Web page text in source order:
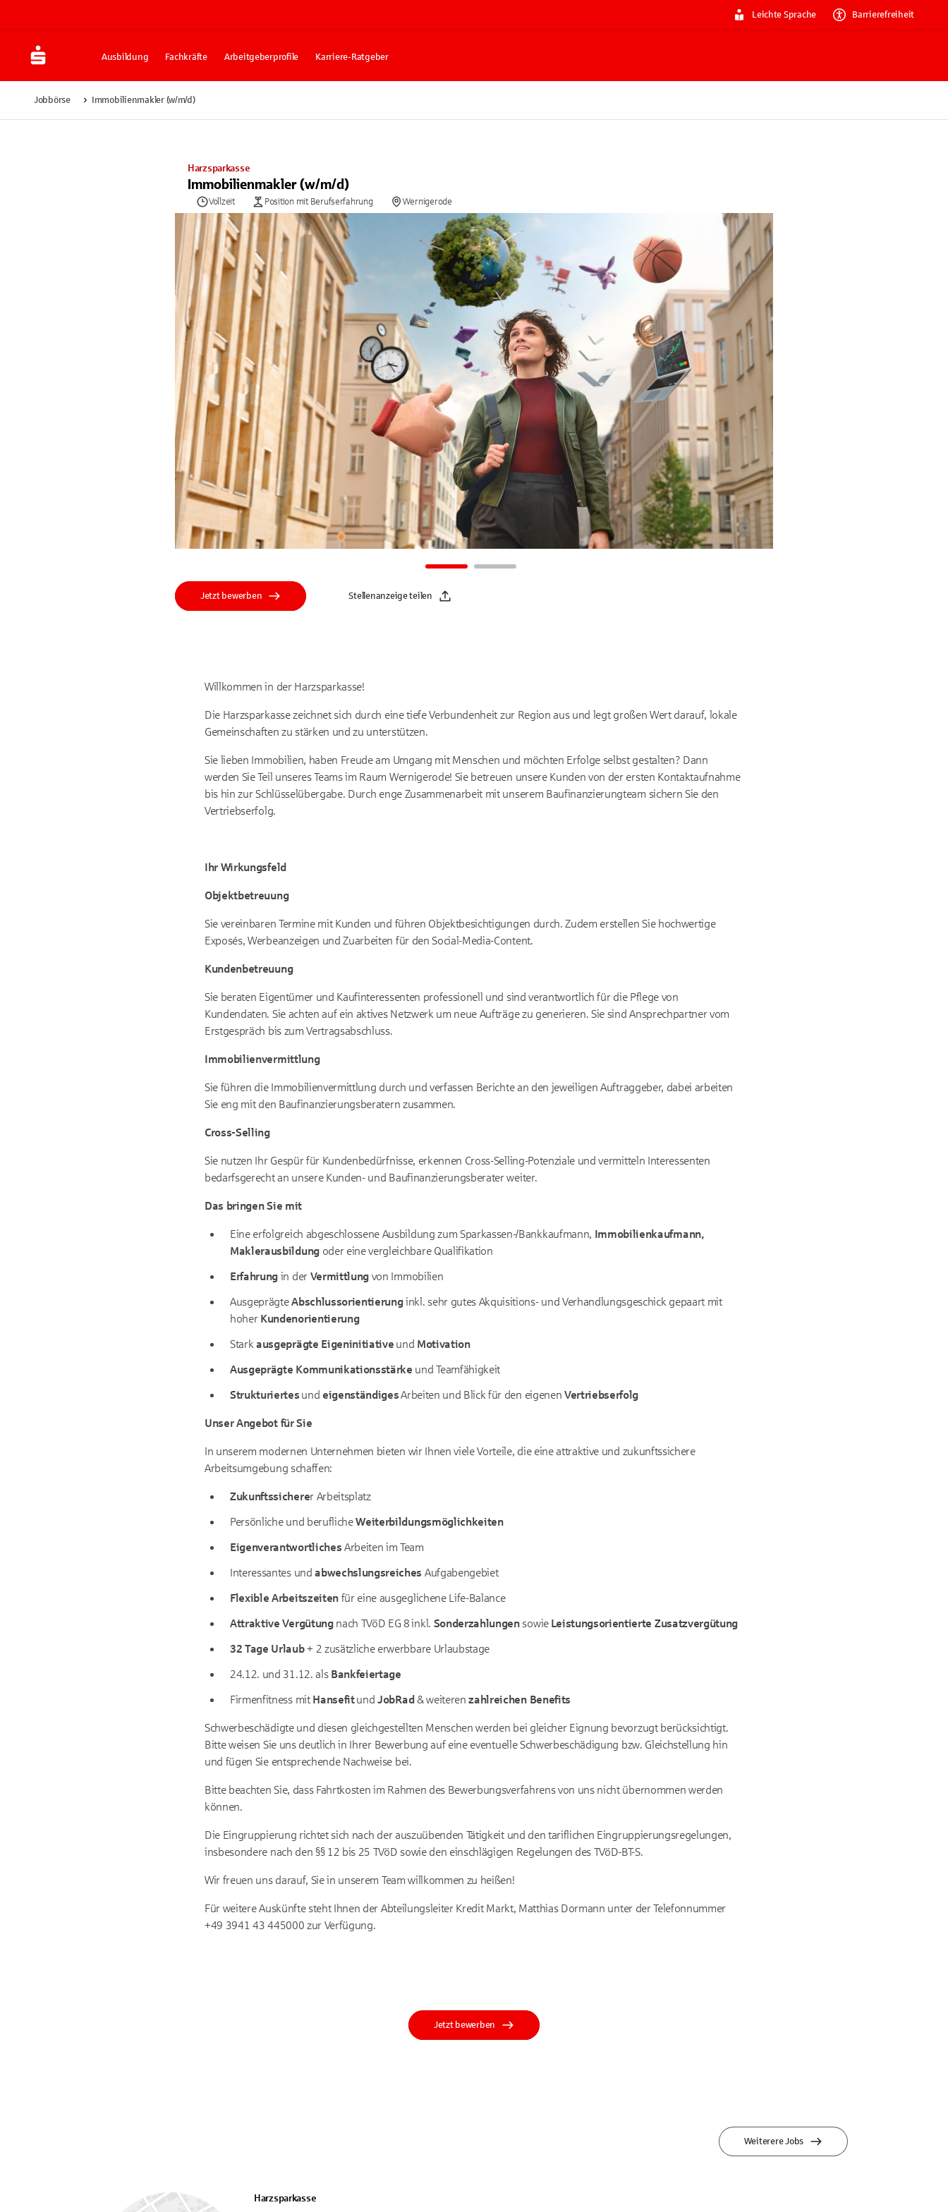
Leichte Sprache Barrierefreiheit
Ausbildung Fachkräfte Arbeitgeberprofile Karriere-Ratgeber
Jobbörse Immobilienmakler (w/m/d)
Harzsparkasse
Immobilienmakler (w/m/d)
Vollzeit Position mit Berufserfahrung Wernigerode
Jetzt bewerben Stellenanzeige teilen
Willkommen in der Harzsparkasse!
Die Harzsparkasse zeichnet sich durch eine tiefe Verbundenheit zur Region aus und legt großen Wert darauf, lokale
Gemeinschaften zu stärken und zu unterstützen.
Sie lieben Immobilien, haben Freude am Umgang mit Menschen und möchten Erfolge selbst gestalten? Dann
werden Sie Teil unseres Teams im Raum Wernigerode! Sie betreuen unsere Kunden von der ersten Kontaktaufnahme
bis hin zur Schlüsselübergabe. Durch enge Zusammenarbeit mit unserem Baufinanzierungteam sichern Sie den
Vertriebserfolg.
Ihr Wirkungsfeld
Objektbetreuung
Sie vereinbaren Termine mit Kunden und führen Objektbesichtigungen durch. Zudem erstellen Sie hochwertige
Exposés, Werbeanzeigen und Zuarbeiten für den Social-Media-Content.
Kundenbetreuung
Sie beraten Eigentümer und Kaufinteressenten professionell und sind verantwortlich für die Pflege von
Kundendaten. Sie achten auf ein aktives Netzwerk um neue Aufträge zu generieren. Sie sind Ansprechpartner vom
Erstgespräch bis zum Vertragsabschluss.
Immobilienvermittlung
Sie führen die Immobilienvermittlung durch und verfassen Berichte an den jeweiligen Auftraggeber, dabei arbeiten
Sie eng mit den Baufinanzierungsberatern zusammen.
Cross-Selling
Sie nutzen Ihr Gespür für Kundenbedürfnisse, erkennen Cross-Selling-Potenziale und vermitteln Interessenten
bedarfsgerecht an unsere Kunden- und Baufinanzierungsberater weiter.
Das bringen Sie mit
Eine erfolgreich abgeschlossene Ausbildung zum Sparkassen-/Bankkaufmann, Immobilienkaufmann,
Maklerausbildungoder eine vergleichbare Qualifikation
Erfahrung in der Vermittlung von Immobilien
AusgeprägteAbschlussorientierunginkl. sehr gutes Akquisitions- und Verhandlungsgeschick gepaart mit
hoher Kundenorientierung
Starkausgeprägte Eigeninitiative und Motivation
Ausgeprägte Kommunikationsstärke und Teamfähigkeit
Strukturiertes und eigenständigesArbeiten und Blick für den eigenen Vertriebserfolg
Unser Angebot für Sie
In unserem modernen Unternehmen bieten wir Ihnen viele Vorteile, die eine attraktive und zukunftssichere
Arbeitsumgebung schaffen:
Zukunftssicherer Arbeitsplatz
Persönliche und beruflicheWeiterbildungsmöglichkeiten
Eigenverantwortliches Arbeiten im Team
Interessantes undabwechslungsreiches Aufgabengebiet
Flexible Arbeitszeitenfür eine ausgeglichene Life-Balance
Attraktive Vergütungnach TVöD EG 8 inkl. Sonderzahlungensowie Leistungsorientierte Zusatzvergütung
32 Tage Urlaub+ 2 zusätzliche erwerbbare Urlaubstage
24.12. und 31.12. als Bankfeiertage
Firmenfitness mitHansefitundJobRad & weiterenzahlreichen Benefits
Schwerbeschädigte und diesen gleichgestellten Menschen werden bei gleicher Eignung bevorzugt berücksichtigt.
Bitte weisen Sie uns deutlich in Ihrer Bewerbung auf eine eventuelle Schwerbeschädigung bzw. Gleichstellung hin
und fügen Sie entsprechende Nachweise bei.
Bitte beachten Sie, dass Fahrtkosten im Rahmen des Bewerbungsverfahrens von uns nicht übernommen werden
können.
Die Eingruppierung richtet sich nach der auszuübenden Tätigkeit und den tariflichen Eingruppierungsregelungen,
insbesondere nach den §§ 12 bis 25 TVöD sowie den einschlägigen Regelungen des TVöD-BT-S.
Wir freuen uns darauf, Sie in unserem Team willkommen zu heißen!
Für weitere Auskünfte steht Ihnen der Abteilungsleiter Kredit Markt, Matthias Dormann unter der Telefonnummer
+49 3941 43 445000 zur Verfügung.
Jetzt bewerben
Weiterere Jobs
Harzsparkasse